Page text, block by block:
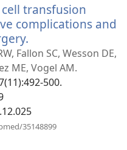
fenêtre)
transfusion
complications and
une
nouvelle
fenêtre)
Fallon SC, Wesson DE,
ME, Vogel AM.
500.
35148899